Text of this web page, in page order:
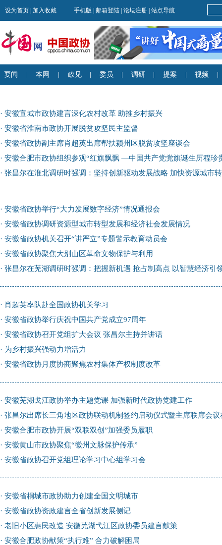
· 安徽宣城市政协建言深化农村改革 助推乡村振兴
· 安徽省淮南市政协开展脱贫攻坚民主监督
· 安徽省政协副主席肖超英出席帮扶颍州区脱贫攻坚座谈会
· 安徽合肥市政协组织参观“红旗飘飘 —中国共产党党旗诞生历程珍
· 张昌尔在淮北调研时强调：坚持创新驱动发展战略 加快资源城市
· 安徽省政协举行“大力发展数字经济”情况通报会
· 安徽省政协调研资源型城市转型发展和经济社会发展情况
· 安徽省政协机关召开“讲严立”专题警示教育动员会
· 安徽省政协聚焦大别山区革命文物保护与利用
· 张昌尔在芜湖调研时强调：把握新机遇 抢占制高点 以智慧经济引
· 肖超英率队赴全国政协机关学习
· 安徽省政协举行庆祝中国共产党成立97周年
· 安徽省政协召开党组扩大会议 张昌尔主持并讲话
· 为乡村振兴强动力增活力
· 安徽省政协月度协商聚焦农村集体产权制度改革
· 安徽芜湖戈江政协举办主题党课 加强新时代政协党建工作
· 张昌尔出席长三角地区政协联动机制签约启动仪式暨主席联席会议
· 安徽合肥市政协开展“双联双创”加强委员履职
· 安徽黄山市政协聚焦“徽州文脉保护传承”
· 安徽省政协召开党组理论学习中心组学习会
· 安徽省桐城市政协助力创建全国文明城市
· 安徽省政协资政建言全省创新发展侧记
· 老旧小区惠民改造 安徽芜湖弋江区政协委员建言献策
· 安徽合肥政协献策“执行难” 合力破解困局